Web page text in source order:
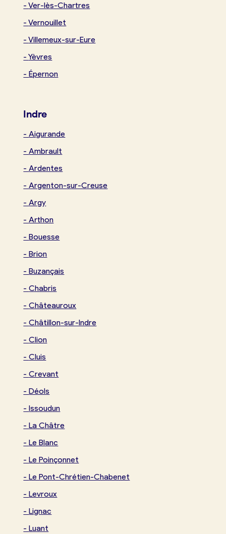
-Ver-lès-Chartres
-Vernouillet
-Villemeux-sur-Eure
-Yèvres
-Épernon
Indre
-Aigurande
-Ambrault
-Ardentes
-Argenton-sur-Creuse
-Argy
-Arthon
-Bouesse
-Brion
-Buzançais
-Chabris
-Châteauroux
-Châtillon-sur-Indre
-Clion
-Cluis
-Crevant
-Déols
-Issoudun
-La Châtre
-Le Blanc
-Le Poinçonnet
-Le Pont-Chrétien-Chabenet
-Levroux
-Lignac
-Luant